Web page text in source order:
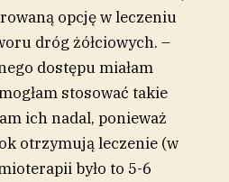
opcję w leczeniu
dróg żółciowych. –
dostępu miałam
stosować takie
ich nadal, ponieważ
otrzymują leczenie (w
było to 5-6